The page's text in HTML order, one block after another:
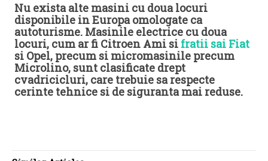
Nu exista alte masini cu doua locuri
disponibile in Europa omologate ca
autoturisme. Masinile electrice cu doua
locuri, cum ar fi Citroen Ami si fratii sai Fiat
si Opel, precum si micromasinile precum
Microlino, sunt clasificate drept
cvadricicluri, care trebuie sa respecte
cerinte tehnice si de siguranta mai reduse.